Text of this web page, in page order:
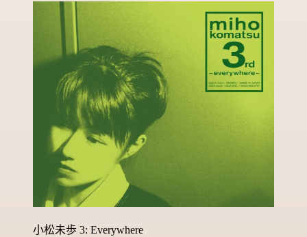
小松未歩 3: Everywhere